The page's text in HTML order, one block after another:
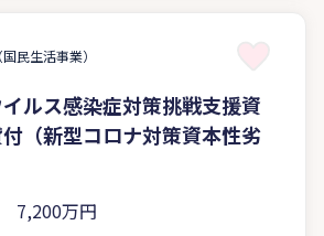
民生活事業）
ルス感染症対策挑戦支援資
（新型コロナ対策資本性劣
7,200万円